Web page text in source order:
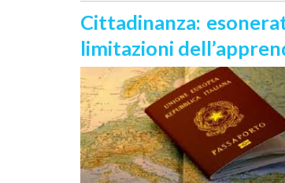
Cittadinanza:
limitazioni